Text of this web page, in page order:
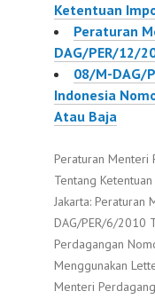
Ketentuan
Peraturan
DAG/PER/12/
08/M-DAG/
Indonesia
Atau Baja
Peraturan Menteri
Tentang
Jakarta:
DAG/PER/6/2010
Perdagangan
Menggunakan
Menteri